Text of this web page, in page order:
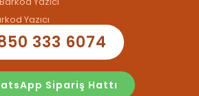
Yazıcı
333 6074
Sipariş Hattı